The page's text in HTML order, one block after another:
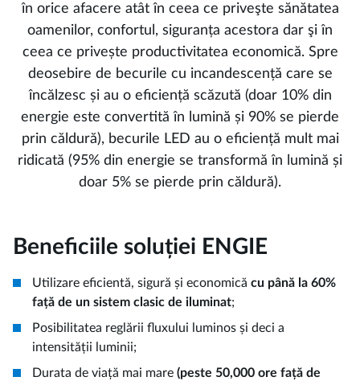
în orice afacere atât în ceea ce priveşte sănătatea
oamenilor, confortul, siguranța acestora dar şi în
ceea ce privește productivitatea economică. Spre
deosebire de becurile cu incandescență care se
încălzesc și au o eficiență scăzută (doar 10% din
energie este convertită în lumină și 90% se pierde
prin căldură), becurile LED au o eficiență mult mai
ridicată (95% din energie se transformă în lumină și
doar 5% se pierde prin căldură).
Beneficiile soluției ENGIE
Utilizare eficientă, sigură și economică cu până la 60%
față de un sistem clasic de iluminat;
Posibilitatea reglării fluxului luminos și deci a
intensității luminii;
Durata de viață mai mare (peste 50,000 ore față de